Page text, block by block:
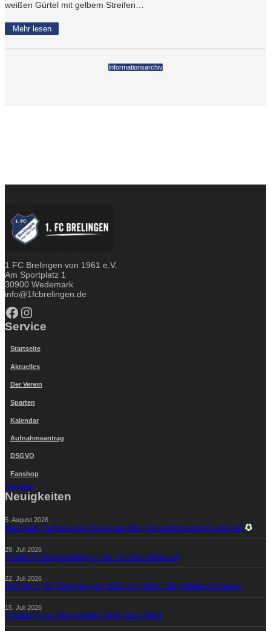
weißen Gürtel mit gelbem Streifen…
Mehr lesen
Informationsarchiv
1 FC Brelingen von 1961 e.V.
Am Sportplatz 1
30900 Wedemark
info@1fcbrelingen.de
Facebook Instagram
Service
Startseite
Aktuelles
Der Verein
Sparten
Kalendar
Aufnahmeantrag
DSGVO
Fanshop
Anmelden
Neuigkeiten
5. August 2026
Maximale Performance: Die neuen Mini Schienbeinschoner sind da!
29. Juli 2026
Großer Prüfungsandrang in der Ju-Jutsu Abteilung
22. Juli 2026
NEU im 1. FC Brelingen von 1961 e.V.-Shop: Die Kollektion Classic
15. Juli 2026
Einladung zur Seniorenfahrt 2026 nach Alfeld